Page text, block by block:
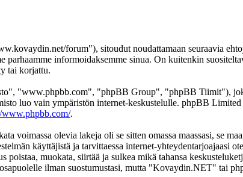
forum"), sitoudut noudattamaan seuraavia
informoidaksemme sinua. On kuitenkin
tai korjattu.
"www.phpbb.com", "phpBB Group", "phpBB Tiimit"),
luo vain ympäristön internet-keskustelulle. phpBB Limited
www.phpbb.com/.
voimassa olevia lakeja oli se sitten omassa maassasi, se
käyttäjistä ja tarvittaessa internet-yhteydentarjoajaasi
muokata, siirtää ja sulkea mikä tahansa
ilman suostumustasi, mutta "Kovaydin.NET" tai